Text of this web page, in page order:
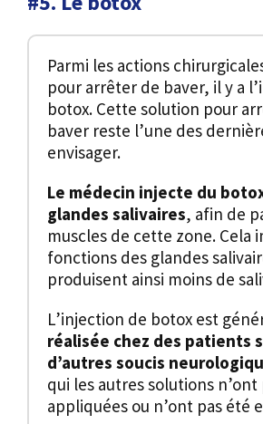
Parmi les actions
pour arrêter de baver, il y a
botox. Cette solution pour
baver reste l’une des
envisager.
Le médecin injecte du
glandes salivaires, afin de
muscles de cette zone. Cela
fonctions des glandes
produisent ainsi moins de
L’injection de botox est
réalisée chez des patients
d’autres soucis
qui les autres solutions
appliquées ou n’ont pas été